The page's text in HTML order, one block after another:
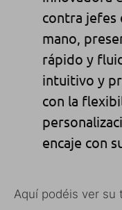
contra jefes
mano,
rápido y
intuitivo y
con la
encaje con
Aquí podéis ver su